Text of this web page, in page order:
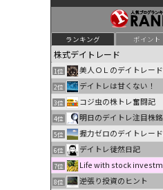
ランキング ポイント
1位 美人ＯＬのデイトレー
2位 デイトレは甘くない！
3位 コジ虫の株トレ奮闘記
4位 明日のデイトレ注目株
5位 握力ゼロのデイトレー
6位 デイトレ徒然日記
7位 Life with stock
8位 逆張り投資のヒント